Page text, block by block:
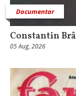
Documentar
Constantin
05 Aug, 2026